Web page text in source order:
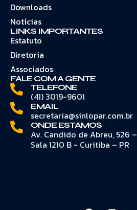
Downloads
Notícias
LINKS IMPORTANTES
Estatuto
Diretoria
Associados
FALE COM A GENTE
TELEFONE
(41) 3019-9601
EMAIL
secretaria@sinlopar.com.br
ONDE ESTAMOS
Av. Candido de Abreu, 526 –
Sala 1210 B - Curitiba – PR